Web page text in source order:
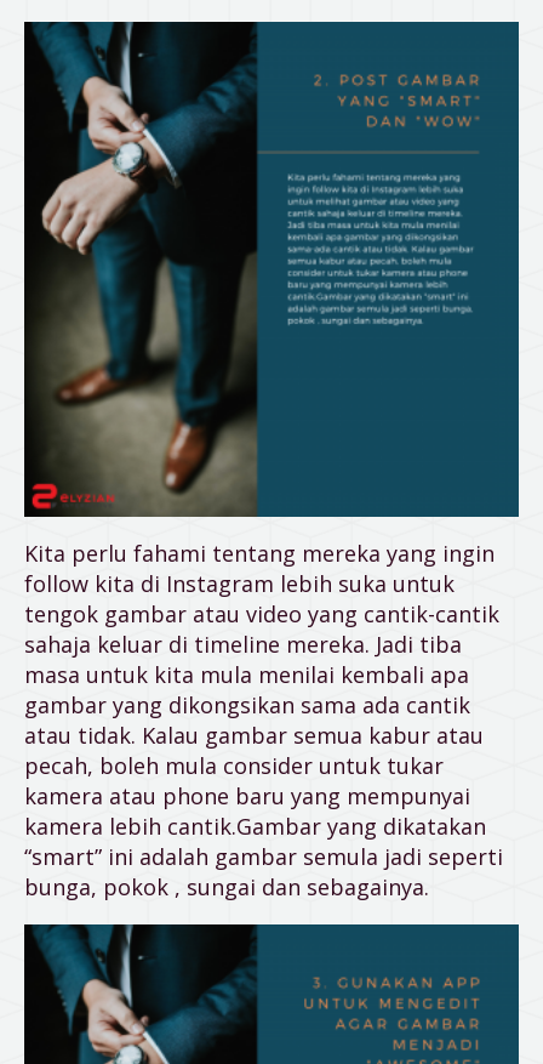
Kita perlu fahami tentang mereka yang ingin
follow kita di Instagram lebih suka untuk
tengok gambar atau video yang cantik-cantik
sahaja keluar di timeline mereka. Jadi tiba
masa untuk kita mula menilai kembali apa
gambar yang dikongsikan sama ada cantik
atau tidak. Kalau gambar semua kabur atau
pecah, boleh mula consider untuk tukar
kamera atau phone baru yang mempunyai
kamera lebih cantik.Gambar yang dikatakan
“smart” ini adalah gambar semula jadi seperti
bunga, pokok , sungai dan sebagainya.